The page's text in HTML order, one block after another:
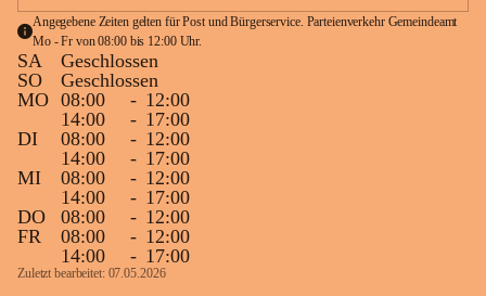
Angegebene Zeiten gelten für Post und Bürgerservice. Parteienverkehr Gemeindeamt
Mo - Fr von 08:00 bis 12:00 Uhr.
SA
Geschlossen
SO
Geschlossen
MO 08:00 - 12:00
14:00
- 17:00
DI
08:00 - 12:00
14:00
- 17:00
MI
08:00 - 12:00
14:00
- 17:00
DO
08:00 - 12:00
FR
08:00 - 12:00
14:00
- 17:00
Zuletzt bearbeitet: 07.05.2026